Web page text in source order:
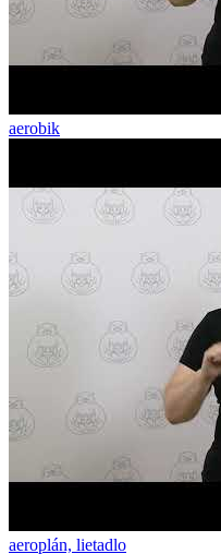
aerobik
aeroplán, lietadlo